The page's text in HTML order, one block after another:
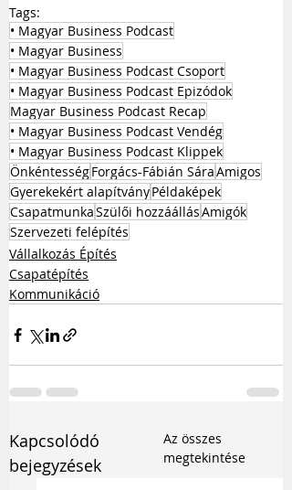
Tags:
• Magyar Business Podcast
• Magyar Business
• Magyar Business Podcast Csoport
• Magyar Business Podcast Epizódok
Magyar Business Podcast Recap
• Magyar Business Podcast Vendég
• Magyar Business Podcast Klippek
ÖnkéntességForgács-Fábián SáraAmigos
Gyerekekért alapítványPéldaképek
CsapatmunkaSzülői hozzáállásAmigók
Szervezeti felépítés
Vállalkozás Építés
Csapatépítés
Kommunikáció
Kapcsolódó
bejegyzések
Az összes
megtekintése